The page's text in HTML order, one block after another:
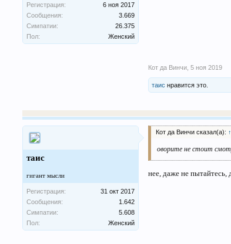
Регистрация:
6 ноя 2017
Сообщения:
3.669
Симпатии:
26.375
Пол:
Женский
Кот да Винчи 5 ноя 2019
таис нравится это.
таис
гигант мысли
Регистрация:
31 окт 2017
Сообщения:
1.642
Симпатии:
5.608
Пол:
Женский
Кот да Винчи сказал(а): ↑
оворите не стоит
нее, даже не пытайтесь,